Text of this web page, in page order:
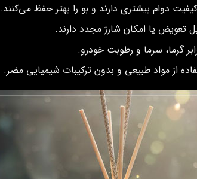
دوام بیشتری دارند و بو را بهتر حفظ می‌کنند.
تعویض یا امکان شارژ مجدد دارند.
گرما، سرما و رطوبت خودرو.
از مواد طبیعی و بدون ترکیبات شیمیایی مضر.